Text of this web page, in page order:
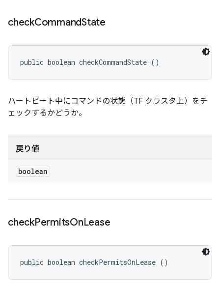
checkCommandState
public boolean checkCommandState ()
ハートビート中にコマンドの状態（TF クラスタ上）をチ
ェックするかどうか。
戻り値
boolean
checkPermitsOnLease
public boolean checkPermitsOnLease ()